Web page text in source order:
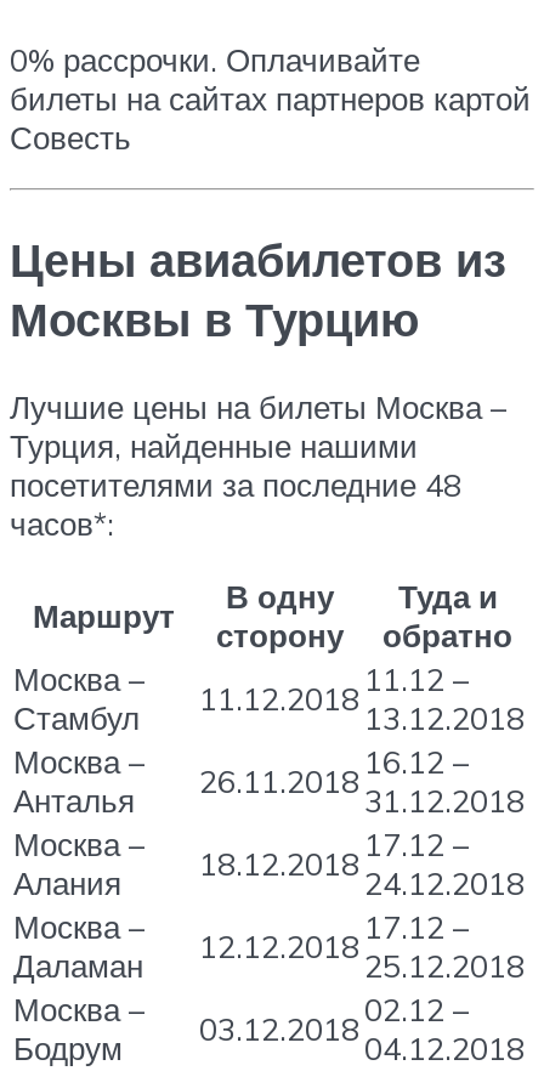
0% рассрочки. Оплачивайте
билеты на сайтах партнеров картой
Совесть
Цены авиабилетов из
Москвы в Турцию
Лучшие цены на билеты Москва –
Турция, найденные нашими
посетителями за последние 48
часов*:
Маршрут
В одну
сторону
Туда и
обратно
Москва –
Стамбул
11.12.2018 11.12 –
13.12.2018
Москва –
Анталья
26.11.2018 16.12 –
31.12.2018
Москва –
Алания
18.12.2018 17.12 –
24.12.2018
Москва –
Даламан
12.12.2018 17.12 –
25.12.2018
Москва –
Бодрум
03.12.201802.12 –
04.12.2018